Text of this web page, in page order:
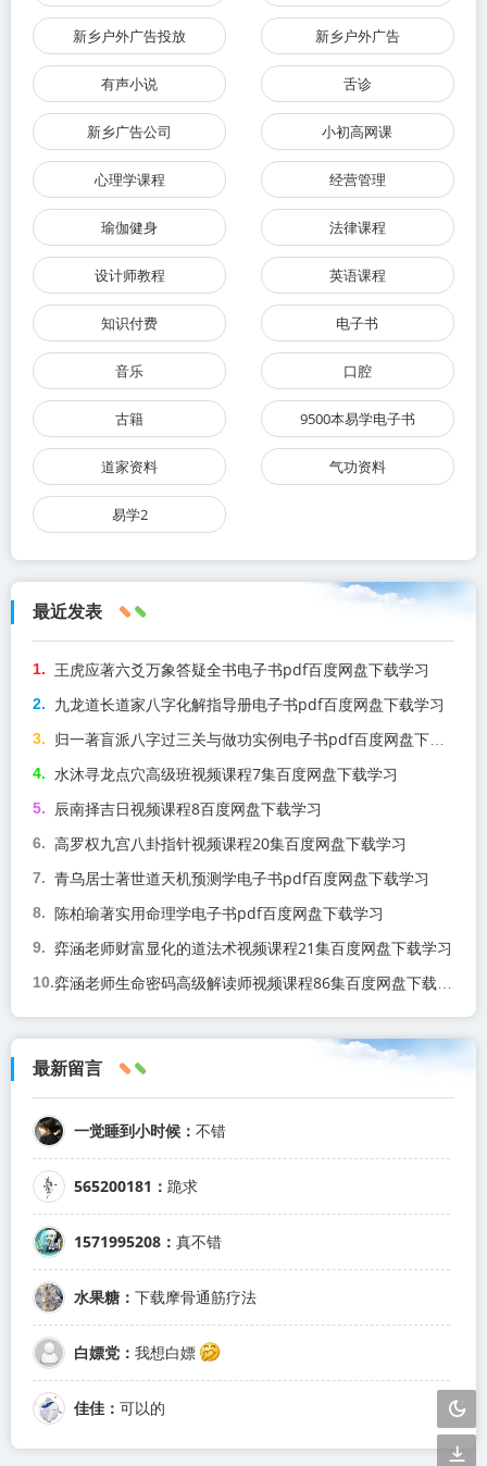
新乡户外广告投放 新乡户外广告
有声小说 舌诊
新乡广告公司 小初高网课
心理学课程 经营管理
瑜伽健身 法律课程
设计师教程 英语课程
知识付费 电子书
音乐 口腔
古籍 9500本易学电子书
道家资料 气功资料
易学2
最近发表
王虎应著六爻万象答疑全书电子书pdf百度网盘下载学习
九龙道长道家八字化解指导册电子书pdf百度网盘下载学习
归一著盲派八字过三关与做功实例电子书pdf百度网盘下载学习
水沐寻龙点穴高级班视频课程7集百度网盘下载学习
辰南择吉日视频课程8百度网盘下载学习
高罗权九宫八卦指针视频课程20集百度网盘下载学习
青乌居士著世道天机预测学电子书pdf百度网盘下载学习
陈柏瑜著实用命理学电子书pdf百度网盘下载学习
弈涵老师财富显化的道法术视频课程21集百度网盘下载学习
弈涵老师生命密码高级解读师视频课程86集百度网盘下载学习
最新留言
一觉睡到小时候： 不错
565200181： 跪求
1571995208： 真不错
水果糖： 下载摩骨通筋疗法
白嫖党： 我想白嫖
佳佳： 可以的